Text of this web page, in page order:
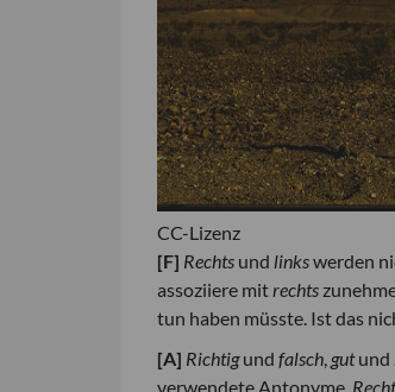
CC-Lizenz
[F] Rechts und linkswerden
assoziiere mitrechts
tun haben müsste. Ist das
[A] Richtigund falsch, gutund
verwendete Antonyme.